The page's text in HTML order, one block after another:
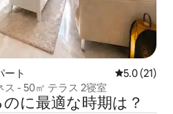
ート レビュー21
5.0 (21)
- 50㎡ テラス 2寝室
に最⁠適⁠な時⁠期⁠は⁠？